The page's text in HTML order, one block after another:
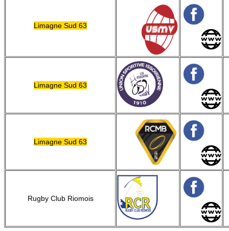
Limagne Sud 63
Limagne Sud 63
Limagne Sud 63
Rugby Club Riomois